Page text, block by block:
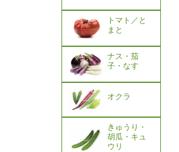
トマト／と
まと
ナス・茄
子・なす
オクラ
きゅうり・
胡瓜・キュ
ウリ